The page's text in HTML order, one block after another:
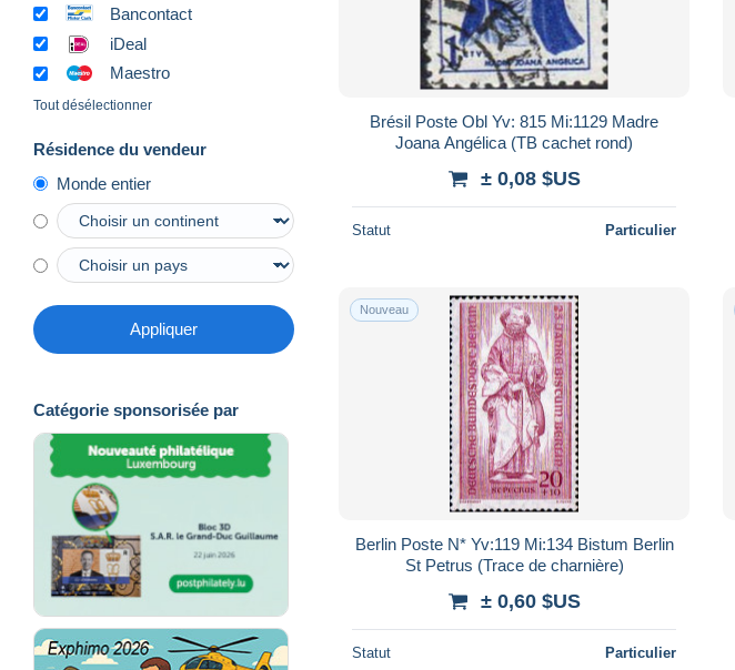
Bancontact
iDeal
Maestro
Tout désélectionner
Résidence du vendeur
Monde entier
Appliquer
Catégorie sponsorisée par
Brésil Poste Obl Yv: 815 Mi:1129 Madre
Joana Angélica (TB cachet rond)
± 0,08 $US
Statut Particulier
Nouveau
Berlin Poste N* Yv:119 Mi:134 Bistum Berlin
St Petrus (Trace de charnière)
± 0,60 $US
Statut Particulier